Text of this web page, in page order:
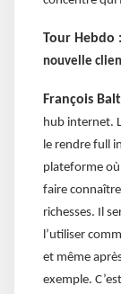
Tour Hebdo :
nouvelle
François
hub internet.
le rendre full
plateforme
faire
richesses. Il
l’utiliser
et même
exemple.